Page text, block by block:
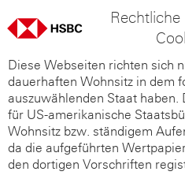
Diese Webseiten richten sich
dauerhaften Wohnsitz in dem
auszuwählenden Staat
für US-amerikanische
Wohnsitz bzw. ständigem
da die aufgeführten
den dortigen Vorschriften